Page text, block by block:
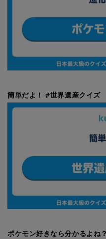
簡単だよ！ #世界遺産クイズ
ポケモン好きなら分かるよね